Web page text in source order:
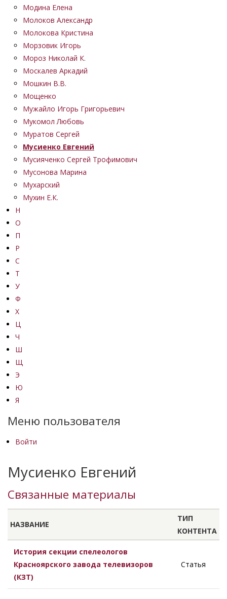
Модина Елена
Молоков Александр
Молокова Кристина
Морзовик Игорь
Мороз Николай К.
Москалев Аркадий
Мошкин В.В.
Мощенко
Мужайло Игорь Григорьевич
Мукомол Любовь
Муратов Сергей
Мусиенко Евгений
Мусияченко Сергей Трофимович
Мусонова Марина
Мухарский
Мухин Е.К.
Н
О
П
Р
С
Т
У
Ф
Х
Ц
Ч
Ш
Щ
Э
Ю
Я
Меню пользователя
Войти
Мусиенко Евгений
Связанные материалы
НАЗВАНИЕ
ТИП
КОНТЕНТА
История секции спелеологов
Красноярского завода телевизоров
(КЗТ)
Статья